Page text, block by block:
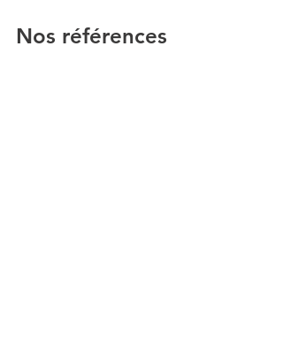
Nos références